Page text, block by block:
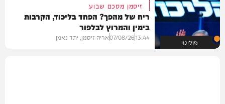
פוליטי
זיסמן מסכם שבוע
ריח של מהפך? הפחד בליכוד, הקרבות
בימין והמרוץ לבלפור
13:44
07/08/26אריה זיסמן, יתד נאמן